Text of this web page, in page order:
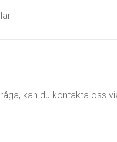
kan du kontakta oss